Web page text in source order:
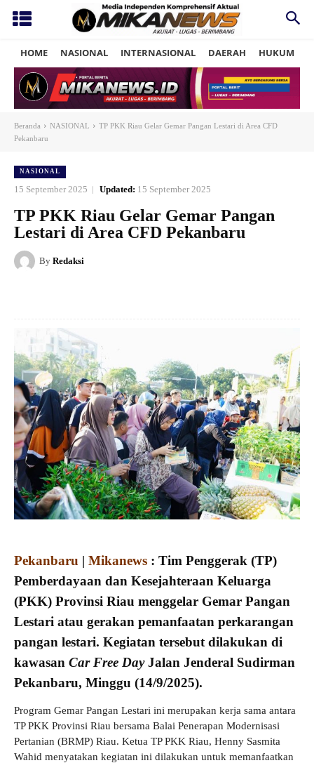
HOME NASIONAL INTERNASIONAL DAERAH HUKUM
Beranda NASIONAL
TP PKK Riau Gelar Gemar Pangan Lestari di Area CFD
Pekanbaru
NASIONAL
15 September 2025 Updated: 15 September 2025
TP PKK Riau Gelar Gemar Pangan
Lestari di Area CFD Pekanbaru
By Redaksi
Pekanbaru | Mikanews : Tim Penggerak (TP)
Pemberdayaan dan Kesejahteraan Keluarga
(PKK) Provinsi Riau menggelar Gemar Pangan
Lestari atau gerakan pemanfaatan perkarangan
pangan lestari. Kegiatan tersebut dilakukan di
kawasan Car Free DayJalan Jenderal Sudirman
Pekanbaru, Minggu (14/9/2025).
Program Gemar Pangan Lestari ini merupakan kerja sama antara
TP PKK Provinsi Riau bersama Balai Penerapan Modernisasi
Pertanian (BRMP) Riau. Ketua TP PKK Riau, Henny Sasmita
Wahid menyatakan kegiatan ini dilakukan untuk memanfaatkan